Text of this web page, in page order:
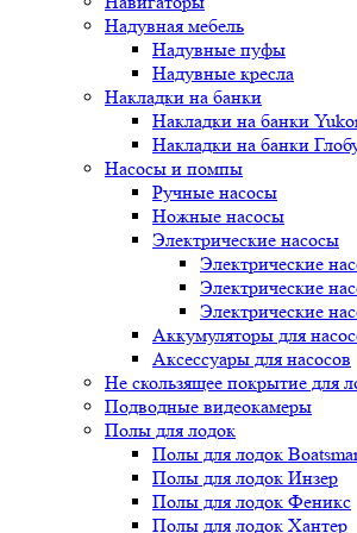
Надувная мебель
Надувные пуфы
Надувные кресла
Накладки на банки
Накладки на банки
Накладки на банки
Насосы и помпы
Ручные насосы
Ножные насосы
Электрические насосы
Электрические
Электрические
Электрические
Аккумуляторы для
Аксессуары для насосов
Не скользящее покрытие для
Подводные видеокамеры
Полы для лодок
Полы для лодок
Полы для лодок Инзер
Полы для лодок Феникс
Полы для лодок Хантер